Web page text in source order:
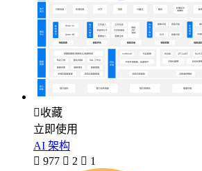
收藏
立即使用
AI 架构
 977  2  1